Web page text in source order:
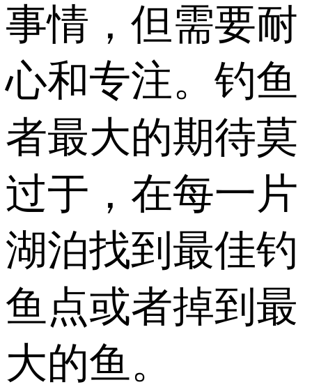
事情，但需要耐
心和专注。钓鱼
者最大的期待莫
过于，在每一片
湖泊找到最佳钓
鱼点或者掉到最
大的鱼。